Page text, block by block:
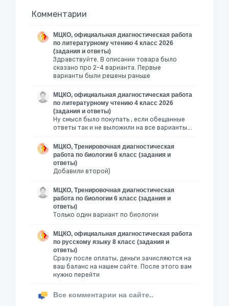
Комментарии
МЦКО, официальная диагностическая работа
по литературному чтению 4 класс 2026
(задания и ответы)
Здравствуйте. В описании товара было
сказано про 2-4 варианта. Первые
варианты были решены раньше
МЦКО, официальная диагностическая работа
по литературному чтению 4 класс 2026
(задания и ответы)
Ну смысл было покупать , если обещанные
ответы так и не выложили на все варианты….
МЦКО, Тренировочная диагностическая
работа по биологии 6 класс (задания и
ответы)
Добавили второй)
МЦКО, Тренировочная диагностическая
работа по биологии 6 класс (задания и
ответы)
Только один вариант по биологии
МЦКО, официальная диагностическая работа
по русскому языку 8 класс (задания и
ответы)
Сразу после оплаты, деньги зачисляются на
ваш баланс на нашем сайте. После этого вам
нужно перейти
Все комментарии на сайте..